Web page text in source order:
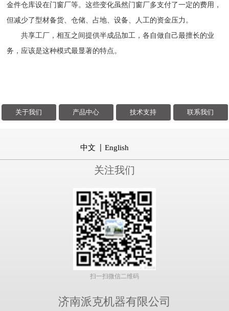
金件仓库设在门窗厂等。这些变化虽然门窗厂多支付了一定的费用，
但减少了型材备货、仓储、占地、设备、人工的资金压力。
共享工厂，相互之间提供半成品加工，各自做自己最擅长的业
务，应该是这种模式最显著的特点。
关于我们 产品中心 技术支持 联系我们
中文 English
关注我们
扫一扫微信二维码
济南派克机器有限公司